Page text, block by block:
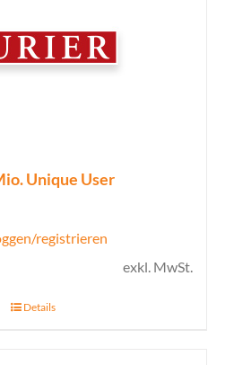
Unique User
registrieren
exkl. MwSt.
Details